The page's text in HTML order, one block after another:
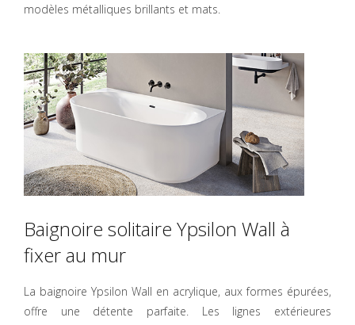
modèles métalliques brillants et mats.
Baignoire solitaire Ypsilon Wall à
fixer au mur
La baignoire Ypsilon Wall en acrylique, aux formes épurées,
offre une détente parfaite. Les lignes extérieures